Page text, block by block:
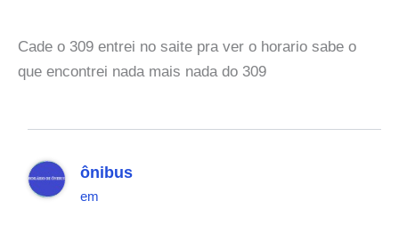
Cade o 309 entrei no saite pra ver o horario sabe o
que encontrei nada mais nada do 309
ônibus
em